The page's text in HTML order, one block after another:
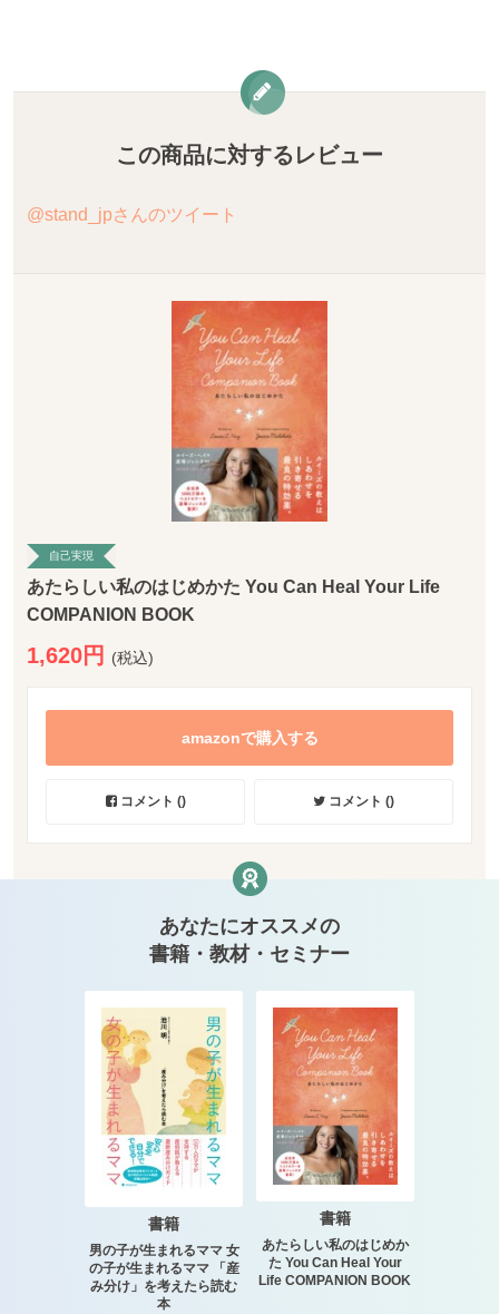
この商品に対するレビュー
@stand_jpさんのツイート
自己実現
あたらしい私のはじめかた You Can Heal Your Life
COMPANION BOOK
1,620円 (税込)
amazonで購入する
コメント () コメント ()
あなたにオススメの
書籍・教材・セミナー
書籍
男の子が生まれるママ 女
の子が生まれるママ 「産
み分け」を考えたら読む
本
書籍
あたらしい私のはじめか
た You Can Heal Your
Life COMPANION BOOK